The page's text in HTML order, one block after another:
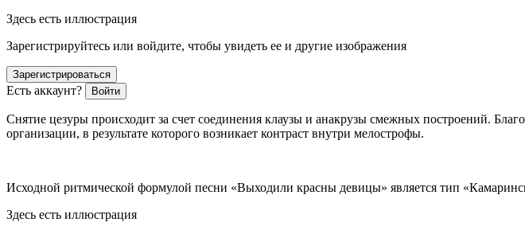
Здесь есть иллюстрация
Зарегистрируйтесь или войдите, чтобы увидеть ее и другие изображения
Зарегистрироваться
Есть аккаунт? Войти
Снятие цезуры происходит за счет соединения клаузы и анакрузы смежных построений.
организации, в результате которого возникает контраст внутри мелострофы.
Исходной ритмической формулой песни «Выходили красны девицы» является тип
Здесь есть иллюстрация